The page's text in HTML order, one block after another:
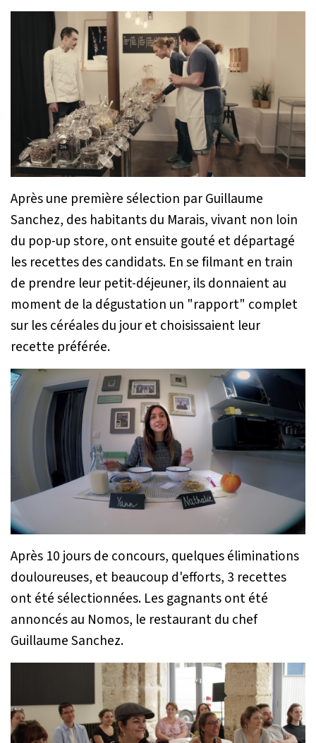
Après une première sélection par Guillaume
Sanchez, des habitants du Marais, vivant non loin
du pop-up store, ont ensuite gouté et départagé
les recettes des candidats. En se filmant en train
de prendre leur petit-déjeuner, ils donnaient au
moment de la dégustation un "rapport" complet
sur les céréales du jour et choisissaient leur
recette préférée.
Après 10 jours de concours, quelques éliminations
douloureuses, et beaucoup d'efforts, 3 recettes
ont été sélectionnées. Les gagnants ont été
annoncés au Nomos, le restaurant du chef
Guillaume Sanchez.